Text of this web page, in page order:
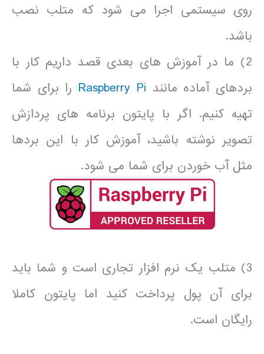
روی سیستمی اجرا می شود که متلب نصب
باشد.
2) ما در آموزش های بعدی قصد داریم کار با
بردهای آماده مانند Raspberry Pi را برای شما
تهیه کنیم. اگر با پایتون برنامه های پردازش
تصویر نوشته باشید، آموزش کار با این بردها
مثل آب خوردن برای شما می شود.
3) متلب یک نرم افزار تجاری است و شما باید
برای آن پول پرداخت کنید اما پایتون کاملا
رایگان است.